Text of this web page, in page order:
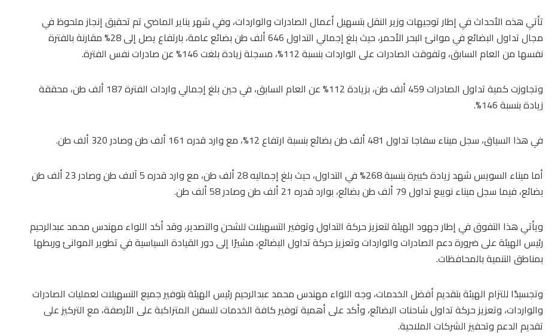
تأتي هذه الأحداث في إطار توجيهات وزير النقل بتسهيل أعمال الصادرات والواردات، وفي شهر يناير الماضي تم تحقيق إنجاز ملحوظ في
مجال تداول البضائع فيموانئ البحر الأحمر
، حيث بلغ إجمالي التداول 646 ألف طن بضائع عامة، بارتفاع يصل إلى 28% مقارنة بالفترة
نفسها من العام السابق، وتفوقت الصادرات على الواردات بنسبة 112%، مسجلة زيادة بلغت 146% عن صادرات نفس الفترة.
وتجاوزت كمية تداول الصادرات 459 ألف طن، بزيادة 112% عن العام السابق، في حين بلغ إجمالي واردات الفترة 187 ألف طن، محققة
زيادة بنسبة 146%.
في هذا السياق، سجل ميناء سفاجا تداول 481 ألف طن بضائع بنسبة ارتفاع 12%، مع وارد قدره 161 ألف طن وصادر 320 ألف طن.
أما ميناء السويس
شهد زيادة كبيرة بنسبة 268% في التداول، حيث بلغ إجماليه 28 ألف طن، مع وارد قدره 5 آلاف طن وصادر 23 ألف طن
بضائع، فيما سجل ميناء نويبع تداول 79 ألف طن بضائع، بوارد قدره 21 ألف طن وصادر 58 ألف طن.
ويأتي هذا التفوق في إطار جهود الهيئة لتعزيز حركة التداول وتوفير التسهيلات للشحن والتصدير، وقد أكد اللواء مهندس محمد عبدالرحيم
رئيس الهيئة على ضرورة دعم الصادرات والواردات وتعزيز حركة تداول البضائع، مشيرًا إلى دور القيادة السياسية في تطوير الموانئ وربطها
بمناطق التنمية بالمحافظات.
وتجسيدًا للتزام الهيئة بتقديم أفضل الخدمات، وجه اللواء مهندس محمد عبدالرحيمرئيس الهيئة بتوفير جميع التسهيلات لعمليات الصادرات
والواردات، وتعزيز حركة تداول شاحنات البضائع، وأكد على أهمية توفير كافة الخدمات للسفن المتراكبة على الأرصفة، مع التركيز على
تقديم الدعم وتحفيز الشركات الملاحية.